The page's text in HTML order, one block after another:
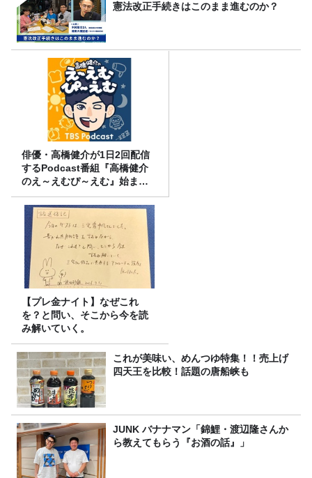
憲法改正手続きはこのまま進むのか？
俳優・高橋健介が1日2回配信
するPodcast番組『高橋健介
のえ～えむぴ～えむ』始まり
ます
【プレ金ナイト】なぜこれ
を？と問い、そこから今を読
み解いていく。
これが美味い、めんつゆ特集！！売上げ
四天王を比較！話題の唐船峡も
JUNK バナナマン「錦鯉・渡辺隆さんか
ら教えてもらう『お酒の話』」